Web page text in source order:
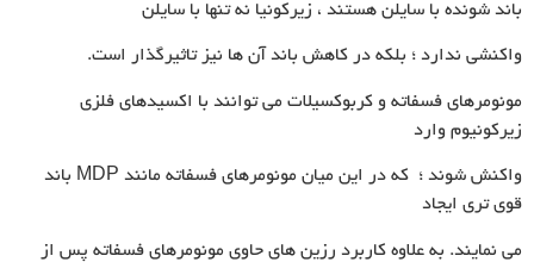
باند شونده با سایلن هستند ، زیرکونیا نه تنها با سایلن
واکنشی ندارد ؛ بلکه در کاهش باند آن ها نیز تاثیرگذار است.
مونومرهای فسفاته و کربوکسیلات می توانند با اکسیدهای فلزی
زیرکونیوم وارد
واکنش شوند ؛ که در این میان مونومرهای فسفاته مانند MDP باند
قوی تری ایجاد
می نمایند. به علاوه کاربرد رزین های حاوی مونومرهای فسفاته پس از